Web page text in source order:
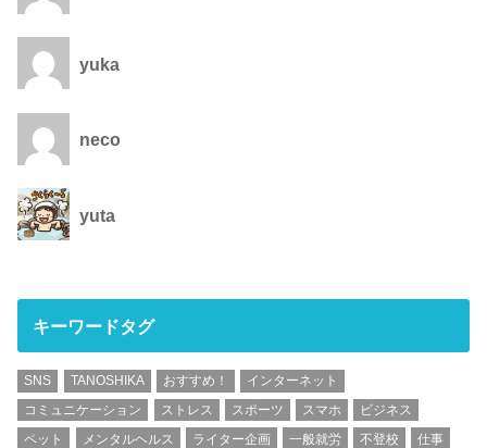
yuka
neco
yuta
キーワードタグ
SNS TANOSHIKA おすすめ！
インターネット
コミュニケーション
ストレス スポーツ スマホ
ビジネス
ペット
メンタルヘルス ライター企画 一般就労 不登校
仕事